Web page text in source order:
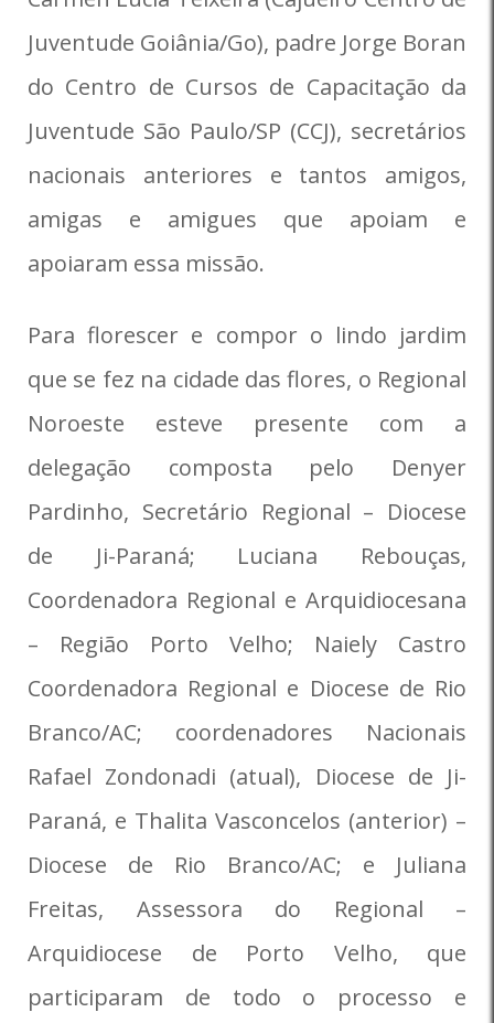
Juventude Goiânia/Go), padre Jorge Boran
do Centro de Cursos de Capacitação da
Juventude São Paulo/SP (CCJ), secretários
nacionais anteriores e tantos amigos,
amigas e amigues que apoiam e
apoiaram essa missão.
Para florescer e compor o lindo jardim
que se fez na cidade das flores, o Regional
Noroeste esteve presente com a
delegação composta pelo Denyer
Pardinho, Secretário Regional – Diocese
de Ji-Paraná; Luciana Rebouças,
Coordenadora Regional e Arquidiocesana
– Região Porto Velho; Naiely Castro
Coordenadora Regional e Diocese de Rio
Branco/AC; coordenadores Nacionais
Rafael Zondonadi (atual), Diocese de Ji-
Paraná, e Thalita Vasconcelos (anterior) –
Diocese de Rio Branco/AC; e Juliana
Freitas, Assessora do Regional –
Arquidiocese de Porto Velho, que
participaram de todo o processo e